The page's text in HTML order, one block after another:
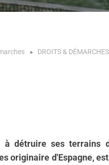
DROITS & DÉMARCHES
détruire ses terrains
originaire d'Espagne,